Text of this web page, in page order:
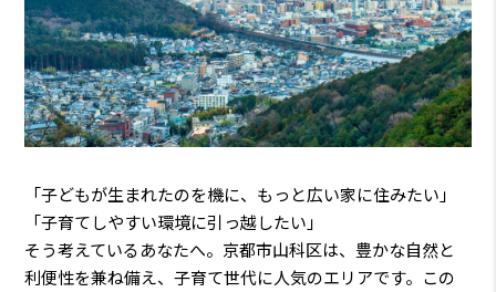
「子どもが生まれたのを機に、もっと広い家に住みたい」
「子育てしやすい環境に引っ越したい」
そう考えているあなたへ。京都市山科区は、豊かな自然と
利便性を兼ね備え、子育て世代に人気のエリアです。この